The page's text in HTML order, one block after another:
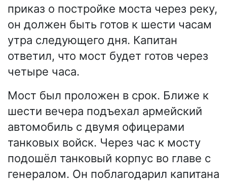
приказ о постройке моста через реку,
он должен быть готов к шести часам
утра следующего дня. Капитан
ответил, что мост будет готов через
четыре часа.
Мост был проложен в срок. Ближе к
шести вечера подъехал армейский
автомобиль с двумя офицерами
танковых войск. Через час к мосту
подошёл танковый корпус во главе с
генералом. Он поблагодарил капитана